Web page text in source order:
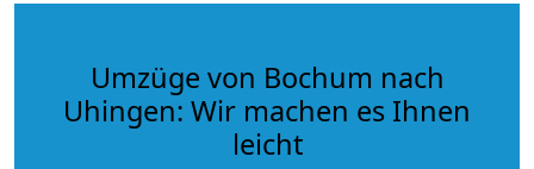
Umzüge von Bochum nach
Uhingen: Wir machen es Ihnen
leicht